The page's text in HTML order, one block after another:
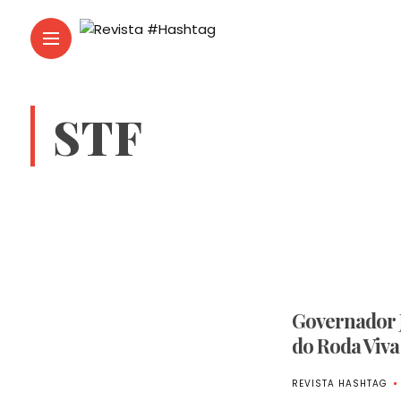
STF
Governador
do Roda Viva
REVISTA HASHTAG